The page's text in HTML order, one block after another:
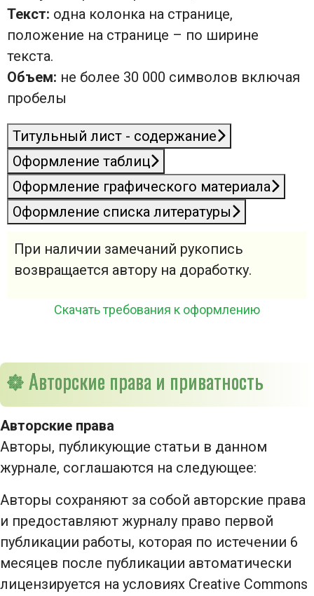
Текст: одна колонка на странице,
положение на странице – по ширине
текста.
Объем: не более 30 000 символов включая
пробелы
Титульный лист - содержание
Оформление таблиц
Оформление графического материала
Оформление списка литературы
При наличии замечаний рукопись
возвращается автору на доработку.
Скачать требования к оформлению
Авторские права и приватность
Авторские права
Авторы, публикующие статьи в данном
журнале, соглашаются на следующее:
Авторы сохраняют за собой авторские права
и предоставляют журналу право первой
публикации работы, которая по истечении 6
месяцев после публикации автоматически
лицензируется на условиях Creative Commons